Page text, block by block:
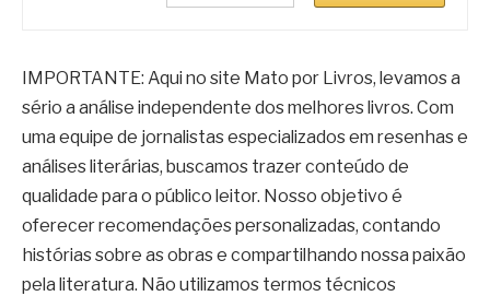
IMPORTANTE: Aqui no site Mato por Livros, levamos a
sério a análise independente dos melhores livros. Com
uma equipe de jornalistas especializados em resenhas e
análises literárias, buscamos trazer conteúdo de
qualidade para o público leitor. Nosso objetivo é
oferecer recomendações personalizadas, contando
histórias sobre as obras e compartilhando nossa paixão
pela literatura. Não utilizamos termos técnicos